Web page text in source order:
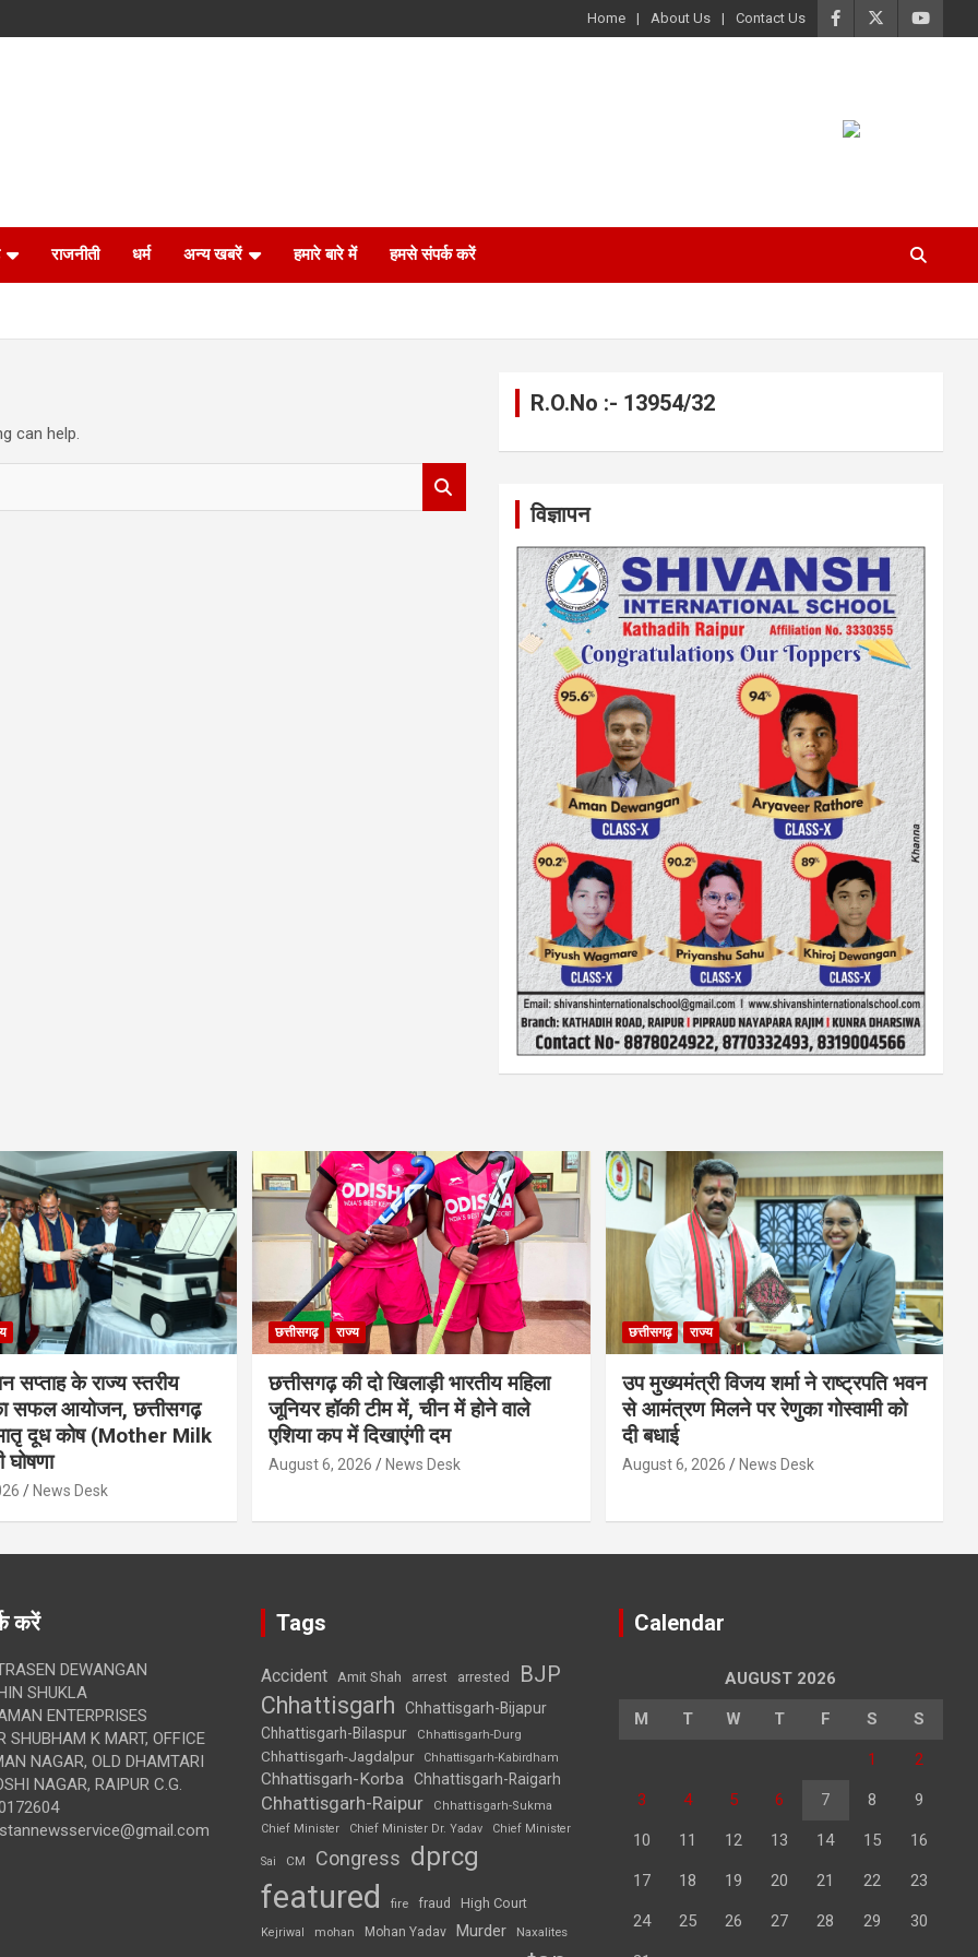
Home About Us Contact Us
राजनीती धर्म अन्य खबरें हमारे बारे में हमसे संपर्क करें
can help.
R.O.No :- 13954/32
विज्ञापन
सप्ताह के राज्य स्तरीय
सफल आयोजन, छत्तीसगढ़
दूध कोष (Mother Milk
News Desk
छत्तीसगढ़ राज्य
छत्तीसगढ़ की दो खिलाड़ी भारतीय महिला
जूनियर हॉकी टीम में, चीन में होने वाले
एशिया कप में दिखाएंगी दम
August 6, 2026 News Desk
छत्तीसगढ़ राज्य
उप मुख्यमंत्री विजय शर्मा ने राष्ट्रपति भवन
से आमंत्रण मिलने पर रेणुका गोस्वामी को
दी बधाई
August 6, 2026 News Desk
करें
DEWANGAN
SHUKLA
ENTERPRISES
SHUBHAM K MART, OFFICE
NAGAR, OLD DHAMTARI
NAGAR, RAIPUR C.G.
Tags
Accident Amit Shah arrest arrested BJP
Chhattisgarh
Chhattisgarh-Bijapur
Chhattisgarh-Bilaspur
Chhattisgarh-Durg
Chhattisgarh-Jagdalpur Chhattisgarh-Kabirdham
Chhattisgarh-Korba Chhattisgarh-Raigarh
Chhattisgarh-Raipur
Chhattisgarh-Sukma
Chief Minister
Chief Minister Dr. Yadav Chief Minister
Sai CM Congress dprcg
featured fire fraud High Court
Kejriwal mohan Mohan Yadav Murder Naxalites
Calendar
AUGUST 2026
M T W T F S S
1 2
3 4 5 6 7 8 9
10 11 12 13 14 15 16
17 18 19 20 21 22 23
24 25 26 27 28 29 30